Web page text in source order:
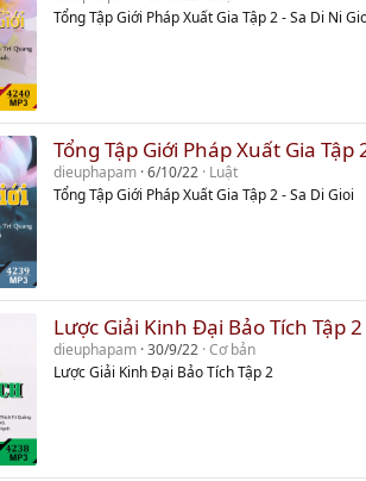
Tổng Tập Giới Pháp Xuất Gia Tập 2 - Sa Di Ni
Tổng Tập Giới Pháp Xuất Gia Tập
dieuphapam 6/10/22 Luật
Tổng Tập Giới Pháp Xuất Gia Tập 2 - Sa Di Gioi
Lược Giải Kinh Đại Bảo Tích Tập 2
dieuphapam 30/9/22 Cơ bản
Lược Giải Kinh Đại Bảo Tích Tập 2